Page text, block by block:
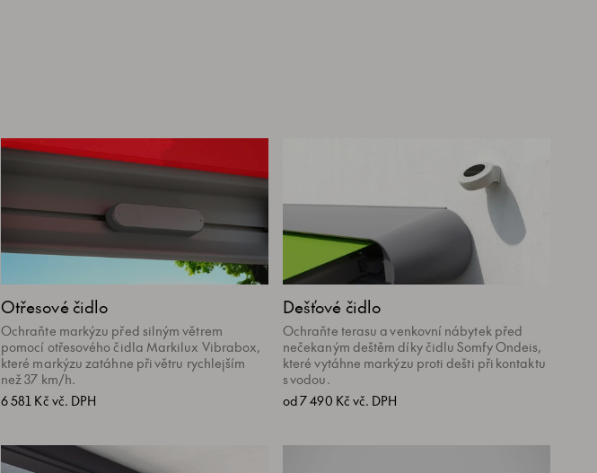
Otřesové čidlo
Ochraňte markýzu před silným větrem
pomocí otřesového čidla Markilux Vibrabox,
které markýzu zatáhne při větru rychlejším
než 37 km/h.
6 581 Kč vč. DPH
Dešťové čidlo
Ochraňte terasu a venkovní nábytek před
nečekaným deštěm díky čidlu Somfy Ondeis,
které vytáhne markýzu proti dešti při kontaktu
s vodou.
od 7 490 Kč vč. DPH